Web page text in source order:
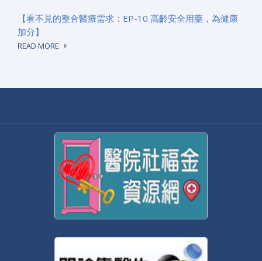
【看不見的整合醫療需求：EP-10 高齡安全用藥，為健康
加分】
READ MORE